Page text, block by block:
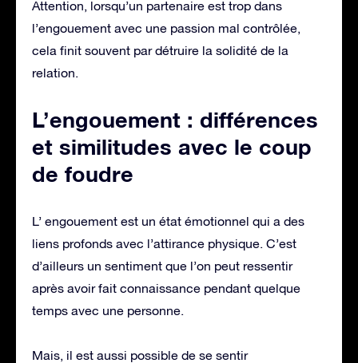
Attention, lorsqu’un partenaire est trop dans
l’engouement avec une passion mal contrôlée,
cela finit souvent par détruire la solidité de la
relation.
L’engouement : différences
et similitudes avec le coup
de foudre
L’ engouement est un état émotionnel qui a des
liens profonds avec l’attirance physique. C’est
d’ailleurs un sentiment que l’on peut ressentir
après avoir fait connaissance pendant quelque
temps avec une personne.
Mais, il est aussi possible de se sentir